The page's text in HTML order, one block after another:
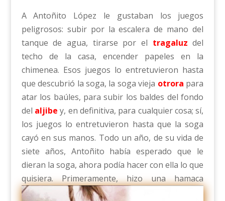
A Antoñito López le gustaban los juegos
peligrosos: subir por la escalera de mano del
tanque de agua, tirarse por el tragaluz del
techo de la casa, encender papeles en la
chimenea. Esos juegos lo entretuvieron hasta
que descubrió la soga, la soga vieja otrora para
atar los baúles, para subir los baldes del fondo
del aljibe y, en definitiva, para cualquier cosa; sí,
los juegos lo entretuvieron hasta que la soga
cayó en sus manos. Todo un año, de su vida de
siete años, Antoñito había esperado que le
dieran la soga, ahora podía hacer con ella lo que
quisiera.Primeramente, hizo una hamaca